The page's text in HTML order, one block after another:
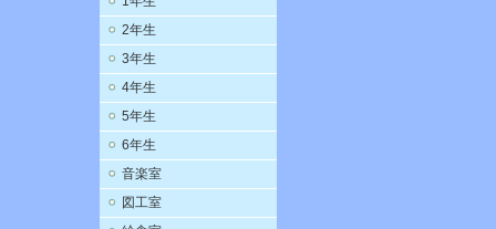
2年生
3年生
4年生
5年生
6年生
音楽室
図工室